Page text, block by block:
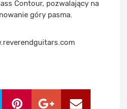
Contour, pozwalający na
góry pasma.